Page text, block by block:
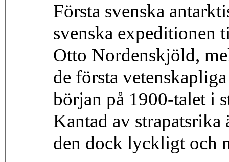
Första svenska
svenska expeditionen
Otto Nordenskjöld,
de första
början på 1900-talet i
Kantad av
den dock lyckligt och